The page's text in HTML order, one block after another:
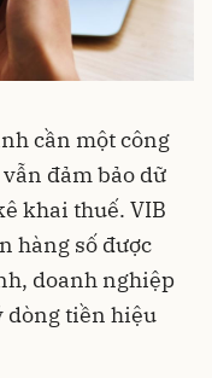
cần một công
đảm bảo dữ
khai thuế. VIB
hàng số được
doanh nghiệp
dòng tiền hiệu